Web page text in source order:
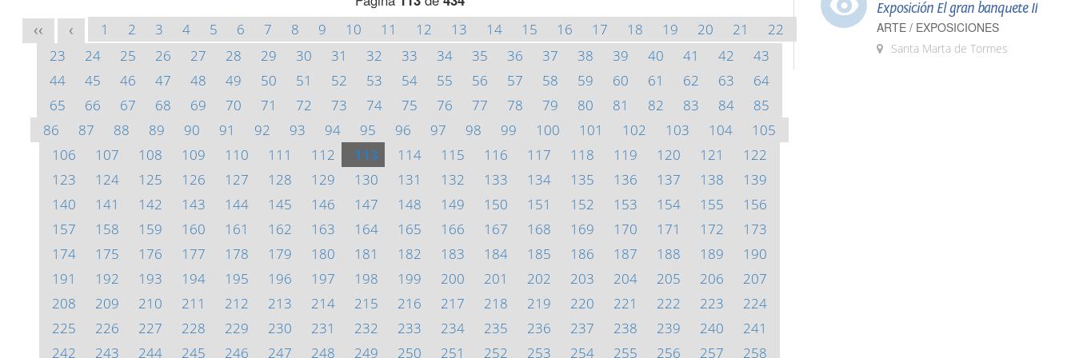
<< < 1 2 3 4 5 6 7 8 9 10 11 12 13 14 15 16 17 18 19 20 21
22
23
24 25 26 27 28 29 30 31 32 33 34 35 36 37 38 39 40 41 42
43
44
45 46 47 48 49 50 51 52 53 54 55 56 57 58 59 60 61 62 63
64
65
66 67 68 69 70 71 72 73 74 75 76 77 78 79 80 81 82 83 84
85
86
87 88 89 90 91 92 93 94 95 96 97 98 99 100 101 102 103 104
105
106
107 108 109 110 111 112 113 114 115 116 117 118 119 120 121
122
123
124 125 126 127 128 129 130 131 132 133 134 135 136 137 138
139
140
141 142 143 144 145 146 147 148 149 150 151 152 153 154 155
156
157
158 159 160 161 162 163 164 165 166 167 168 169 170 171 172
173
174
175 176 177 178 179 180 181 182 183 184 185 186 187 188 189
190
191
192 193 194 195 196 197 198 199 200 201 202 203 204 205 206
207
208
209 210 211 212 213 214 215 216 217 218 219 220 221 222 223
224
225
226 227 228 229 230 231 232 233 234 235 236 237 238 239 240
241
242
243 244 245 246 247 248 249 250 251 252 253 254 255 256 257 258
Exposición El gran banquete II
ARTE / EXPOSICIONES
Santa Marta de Tormes